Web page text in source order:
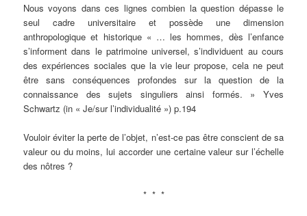
Nous voyons dans ces lignes combien la question dépasse le
seul cadre universitaire et possède une dimension
anthropologique et historique « … les hommes, dès l’enfance
s’informent dans le patrimoine universel, s’individuent au cours
des expériences sociales que la vie leur propose, cela ne peut
être sans conséquences profondes sur la question de la
connaissance des sujets singuliers ainsi formés. » Yves
Schwartz (in « Je/sur l’individualité ») p.194
Vouloir éviter la perte de l’objet, n’est-ce pas être conscient de sa
valeur ou du moins, lui accorder une certaine valeur sur l’échelle
des nôtres ?
* * *